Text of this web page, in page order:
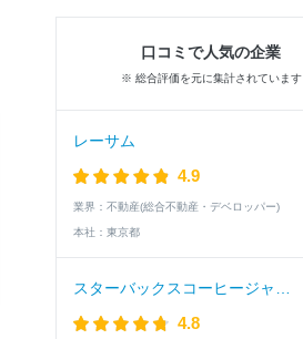
口コミで人気の企業
※ 総合評価を元に集計されています
レーサム
4.9
業界： 不動産(総合不動産・デベロッパー)
本社： 東京都
4.8